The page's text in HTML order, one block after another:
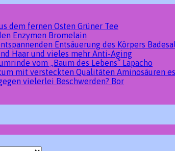
dem fernen Osten Grüner Tee
Enzymen Bromelain
Entsäuerung des Körpers
Haar und vieles mehr Anti-Aging
vom „Baum des Lebens“ Lapacho
mit versteckten Qualitäten Aminosäuren
vielerlei Beschwerden? Bor